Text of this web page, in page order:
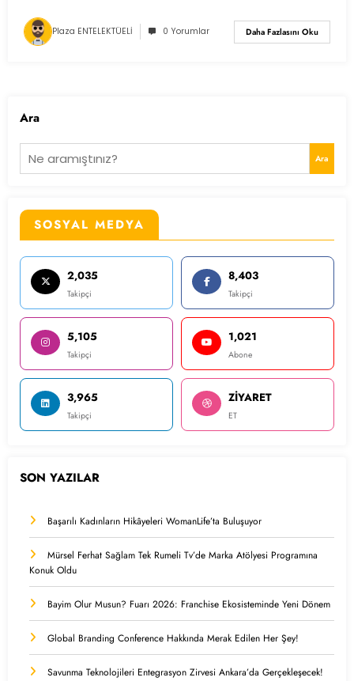
Plaza ENTELEKTÜELİ 0 Yorumlar Daha Fazlasını Oku
Ara
Ara
SOSYAL MEDYA
2,035
Takipçi
8,403
Takipçi
5,105
Takipçi
1,021
Abone
3,965
Takipçi
ZİYARET
ET
SON YAZILAR
Başarılı Kadınların Hikâyeleri WomanLife’ta Buluşuyor
Mürsel Ferhat Sağlam Tek Rumeli Tv’de Marka Atölyesi Programına
Konuk Oldu
Bayim Olur Musun? Fuarı 2026: Franchise Ekosisteminde Yeni Dönem
Global Branding Conference Hakkında Merak Edilen Her Şey!
Savunma Teknolojileri Entegrasyon Zirvesi Ankara’da Gerçekleşecek!